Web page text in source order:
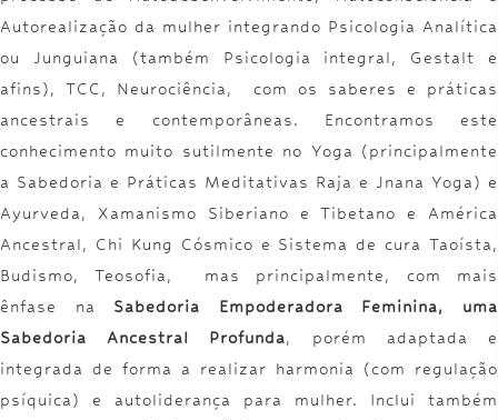
Autorealização da mulher integrando Psicologia Analítica
ou Junguiana (também Psicologia integral, Gestalt e
afins), TCC, Neurociência, com os saberes e práticas
ancestrais e contemporâneas. Encontramos este
conhecimento muito sutilmente no Yoga (principalmente
a Sabedoria e Práticas Meditativas Raja e Jnana Yoga) e
Ayurveda, Xamanismo Siberiano e Tibetano e América
Ancestral, Chi Kung Cósmico e Sistema de cura Taoísta,
Budismo, Teosofia, mas principalmente, com mais
ênfase na Sabedoria Empoderadora Feminina, uma
Sabedoria Ancestral Profunda, porém adaptada e
integrada de forma a realizar harmonia (com regulação
psíquica) e autoliderança para mulher. Inclui também